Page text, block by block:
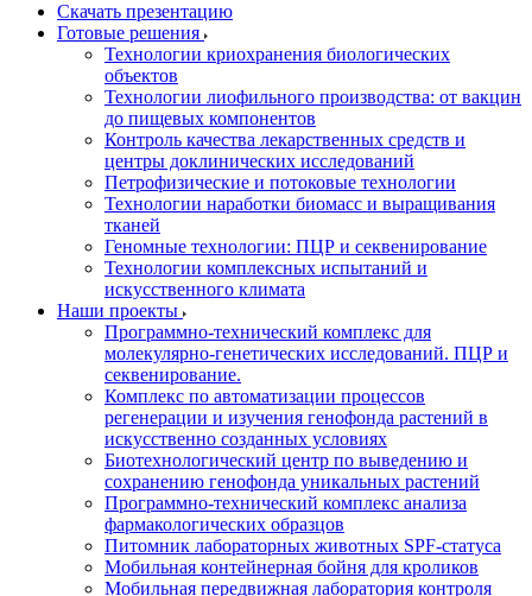
Скачать презентацию
Готовые решения
Технологии криохранения биологических
объектов
Технологии лиофильного производства: от вакцин
до пищевых компонентов
Контроль качества лекарственных средств и
центры доклинических исследований
Петрофизические и потоковые технологии
Технологии наработки биомасс и выращивания
тканей
Геномные технологии: ПЦР и секвенирование
Технологии комплексных испытаний и
искусственного климата
Наши проекты
Программно-технический комплекс для
молекулярно-генетических исследований. ПЦР и
секвенирование.
Комплекс по автоматизации процессов
регенерации и изучения генофонда растений в
искусственно созданных условиях
Биотехнологический центр по выведению и
сохранению генофонда уникальных растений
Программно-технический комплекс анализа
фармакологических образцов
Питомник лабораторных животных SPF-статуса
Мобильная контейнерная бойня для кроликов
Мобильная передвижная лаборатория контроля